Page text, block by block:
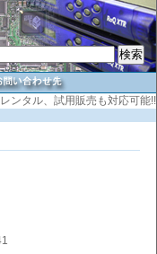
ンタル、試用販売も対応可能!!